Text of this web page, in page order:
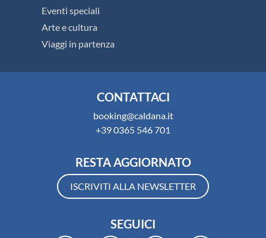
Eventi speciali
Arte e cultura
Viaggi in partenza
CONTATTACI
booking@caldana.it
+39 0365 546 701
RESTA AGGIORNATO
ISCRIVITI ALLA NEWSLETTER
SEGUICI